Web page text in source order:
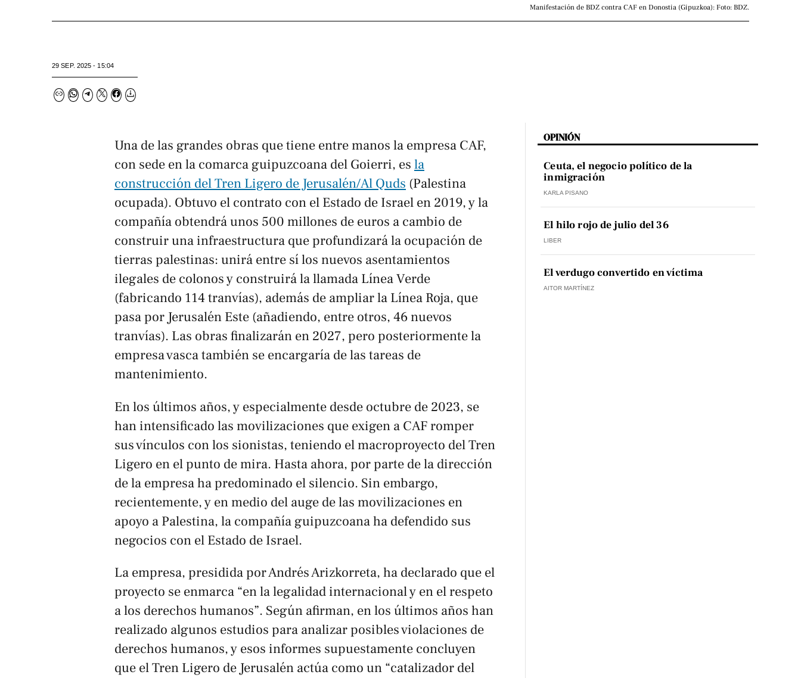
Manifestación de BDZ contra CAF en Donostia (Gipuzkoa): Foto: BDZ.
29 SEP. 2025 - 15:04
Una de las grandes obras que tiene entre manos la empresa CAF,
con sede en la comarca guipuzcoana del Goierri, es la
construcción del Tren Ligero de Jerusalén/Al Quds (Palestina
ocupada). Obtuvo el contrato con el Estado de Israel en 2019, y la
compañía obtendrá unos 500 millones de euros a cambio de
construir una infraestructura que profundizará la ocupación de
tierras palestinas: unirá entre sí los nuevos asentamientos
ilegales de colonos y construirá la llamada Línea Verde
(fabricando 114 tranvías), además de ampliar la Línea Roja, que
pasa por Jerusalén Este (añadiendo, entre otros, 46 nuevos
tranvías). Las obras finalizarán en 2027, pero posteriormente la
empresa vasca también se encargaría de las tareas de
mantenimiento.
En los últimos años, y especialmente desde octubre de 2023, se
han intensificado las movilizaciones que exigen a CAF romper
sus vínculos con los sionistas, teniendo el macroproyecto del Tren
Ligero en el punto de mira. Hasta ahora, por parte de la dirección
de la empresa ha predominado el silencio. Sin embargo,
recientemente, y en medio del auge de las movilizaciones en
apoyo a Palestina, la compañía guipuzcoana ha defendido sus
negocios con el Estado de Israel.
La empresa, presidida por Andrés Arizkorreta, ha declarado que el
proyecto se enmarca “en la legalidad internacional y en el respeto
a los derechos humanos”. Según afirman, en los últimos años han
realizado algunos estudios para analizar posibles violaciones de
derechos humanos, y esos informes supuestamente concluyen
que el Tren Ligero de Jerusalén actúa como un “catalizador del
OPINIÓN
Ceuta, el negocio político de la
inmigración
KARLA PISANO
El hilo rojo de julio del 36
LIBER
El verdugo convertido en víctima
AITOR MARTÍNEZ